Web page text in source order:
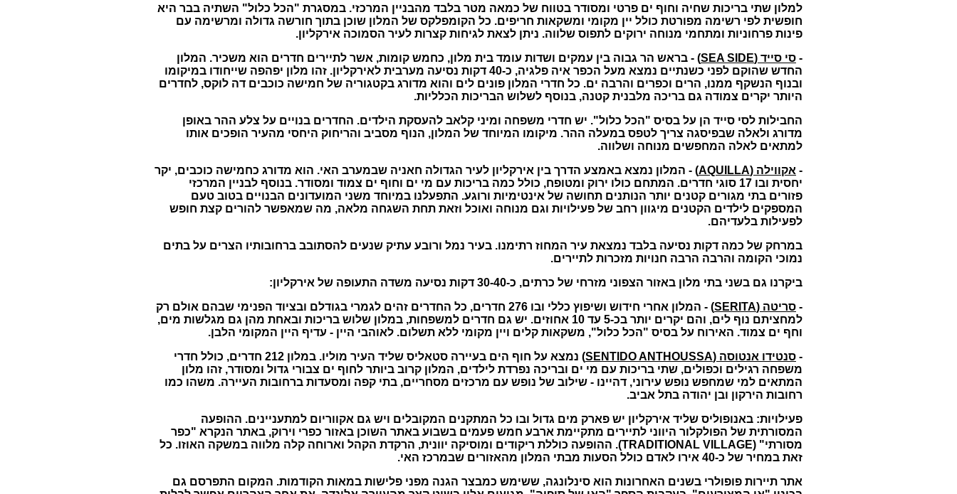
למלון שתי בריכות שחיה וחוף ים פרטי ומסודר בטווח של כמאה מטר בלבד מהבניין המרכזי. במסגרת "הכל כלול" השתיה בבר היא
חופשית לפי רשימה מפורטת כולל יין מקומי ומשקאות חריפים. כל הקומפלקס של המלון שוכן בתוך חורשה גדולה ומרשימה עם
פינות פרחוניות ומתחמי מנוחה ירוקים לתפוס שלווה. ניתן לצאת לגיחות קצרות לעיר הסמוכה אירקליון.
- סי סייד (SEA SIDE)
- בראש הר גבוה בין עמקים ושדות עומד בית מלון, כחמש קומות, אשר לתיירים חדרים הוא משכיר. המלון
החדש שהוקם לפני כשנתיים נמצא מעל הכפר איה פלגיה, כ-40 דקות נסיעה מערבית לאירקליון. זהו מלון יפהפה שייחודו במיקומו
ובנוף הנשקף ממנו, הרים וכפרים והרבה ים. כל חדרי המלון פונים לים והוא מדורג בקטגוריה של חמישה כוכבים דה לוקס, לחדרים
היותר יקרים צמודה גם בריכה מלבנית קטנה, בנוסף לשלוש הבריכות הכלליות.
החבילות לסי סייד הן על בסיס "הכל כלול". יש חדרי משפחה ומיני קלאב להעסקת הילדים. החדרים בנויים על צלע ההר באופן
מדורג ולאלה שבפיסגה צריך לטפס במעלה ההר. מיקומו המיוחד של המלון, הנוף מסביב והריחוק היחסי מהעיר הופכים אותו
למתאים לאלה המחפשים מנוחה ושלווה.
- אקווילה (AQUILLA) - המלון נמצא באמצע הדרך בין אירקליון לעיר הגדולה חאניה שבמערב האי. הוא מדורג כחמישה כוכבים, יקר
יחסית ובו 17 סוגי חדרים. המתחם כולו ירוק ומטופח, כולל כמה בריכות עם מי ים וחוף ים צמוד ומסודר. בנוסף לבניין המרכזי
פזורים בתי מגורים קטנים יותר הנותנים תחושה של אינטימיות ורוגע. התפעלנו במיוחד משני המועדונים הבנויים בטוב טעם
המספקים לילדים הקטנים מיגוון רחב של פעילויות וגם מנוחה ואוכל וזאת תחת השגחה מלאה, מה שמאפשר להורים קצת חופש
לפעילות בלעדיהם.
במרחק של כמה דקות נסיעה בלבד נמצאת עיר המחוז רתימנו. בעיר נמל ורובע עתיק שנעים להסתובב ברחובותיו הצרים על בתים
נמוכי הקומה והרבה הרבה חנויות מזכרות לתיירים.
ביקרנו גם בשני בתי מלון באזור הצפוני מזרחי של כרתים, כ-30-40 דקות נסיעה משדה התעופה של אירקליון:
- סריטה (SERITA)
- המלון אחרי חידוש ושיפוץ כללי ובו 276 חדרים, כל החדרים זהים לגמרי בגודלם ובציוד הפנימי שבהם אולם רק
למחציתם נוף לים, והם יקרים יותר בכ-5 עד 10 אחוזים. יש גם חדרים למשפחות, במלון שלוש בריכות ובאחת מהן גם מגלשות מים,
וחף ים צמוד. האירוח על בסיס "הכל כלול", משקאות קלים ויין מקומי ללא תשלום. לאוהבי היין - עדיף היין המקומי הלבן.
- סנטידו אנטוסה (SENTIDO ANTHOUSSA) נמצא על חוף הים בעיירה סטאליס שליד העיר מוליו. במלון 212 חדרים, כולל חדרי
משפחה רגילים וכפולים, שתי בריכות עם מי ים ובריכה נפרדת לילדים, המלון קרוב ביותר לחוף ים צבורי גדול ומסודר, זהו מלון
המתאים למי שמחפש נופש עירוני, דהיינו - שילוב של נופש עם מרכזים מסחריים, בתי קפה ומסעדות ברחובות העיירה. משהו כמו
רחובות הירקון ובן יהודה בתל אביב.
פעילויות: באנופוליס שליד אירקליון יש פארק מים גדול ובו כל המתקנים המקובלים ויש גם אקווריום למתעניינים. ההופעה
המסורתית של הפולקלור היווני לתיירים מתקיימת ארבע חמש פעמים בשבוע באתר השוכן באזור כפרי וירוק, באתר הנקרא "כפר
מסורתי" (TRADITIONAL VILLAGE). ההופעה כוללת ריקודים ומוסיקה יוונית, הרקדת הקהל וארוחה קלה מלווה במשקה האוזו. כל
זאת במחיר של כ-40 אירו לאדם כולל הסעות מבתי המלון מהאזורים שבמרכז האי.
אתר תיירות פופולרי בשנים האחרונות הוא סינלונגה, ששימש כמבצר הגנה מפני פלישות במאות הקודמות. המקום התפרסם גם